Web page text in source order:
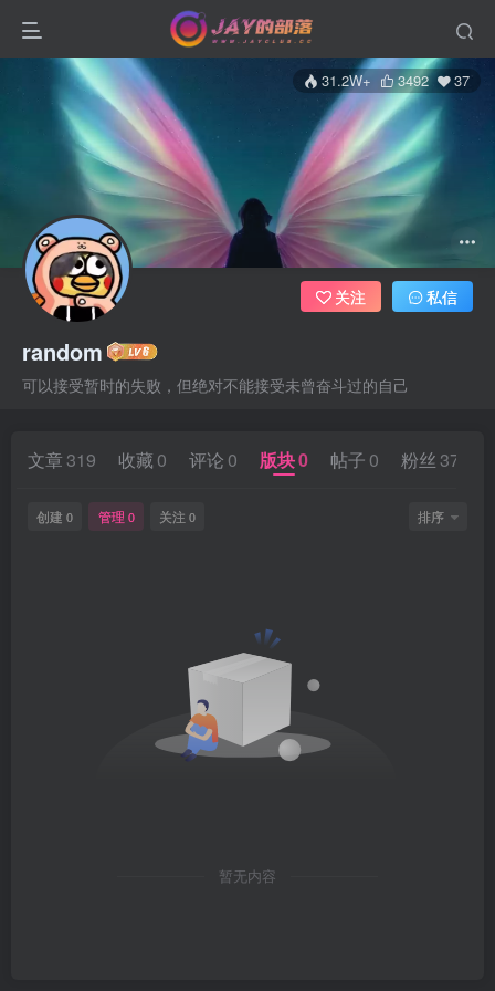
31.2W+ 3492 37
random
可以接受暂时的失败，但绝对不能接受未曾奋斗过的自己
关注 私信
文章 319 收藏 0 评论 0 版块0 帖子 0 粉丝 37
创建 0 管理 0 关注 0 排序
暂无内容